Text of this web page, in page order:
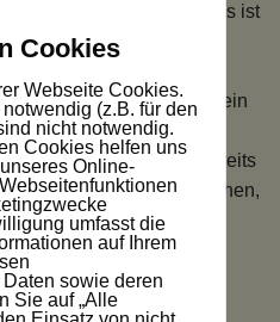
etwas besser aus, aber es ist
kühl. Mein Balkon ist
ich es die Tage doch
könnte ich schon ein
einsetzen. In
habe ich bereits
es ist noch nichts zu sehen,
erwacht
Cookies
Webseite Cookies.
(z.B. für den
nicht notwendig.
Cookies helfen uns
Online-
umfasst die
auf Ihrem
sowie deren
Sie auf „Alle
Einsatz von nicht